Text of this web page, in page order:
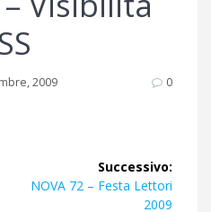
2009 0
Successivo:
Articolo
NOVA 72 – Festa Lettori
2009